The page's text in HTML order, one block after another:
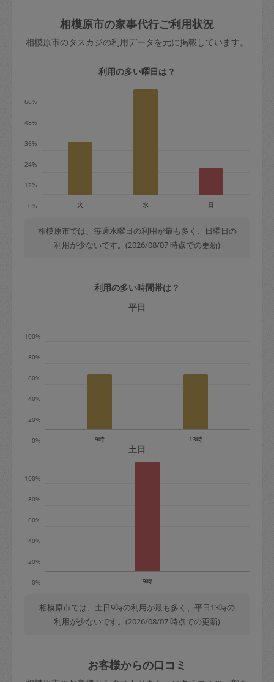
依頼者不在による当日キャンセル＝依頼
金額の100%＋交通費全額
※例：依頼日時／土曜日午前9時開始の場
金曜日9時～土曜日8時まで＝依頼金額の
＋交通費全額
依頼者不在による当日キャンセル＝依頼
金額の100%＋交通費全額
定期契約をキャンセルする場合、毎週定
期は月2回まで隔週定期は月1回までキャ
※キャンセル料金の設定について：
定期依頼1回（3時間）の金額とスポット
きた場合は損害保険の対象外となるので
ご注意ください。
玉、など
あわせてこちらも参照ください：初めて
はありますか？
相模原市の家事代行ご利用状況
相模原市のタスカジの利用データを元に掲載しています。
利用の多い曜日は？
0%
12%
24%
36%
48%
60%
火 水 日
相模原市では、毎週水曜日の利用が最も多く、日曜日の
利用が少ないです。(2026/08/07 時点での更新)
利用の多い時間帯は？
平日
0%
20%
40%
60%
80%
100%
9時 13時
土日
0%
20%
40%
60%
80%
100%
9時
相模原市では、土日9時の利用が最も多く、平日13時の
利用が少ないです。(2026/08/07 時点での更新)
お客様からの口コミ